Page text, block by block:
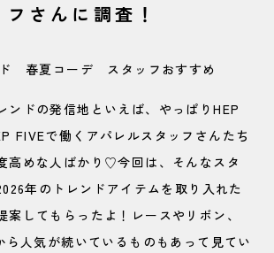
さんに調査！
ンドの発信地といえば、やっぱりHEP
FIVEで働くアパレルスタッフさんたち
高めな人ばかり♡今回は、そんなスタ
年のトレンドアイテムを取り入れた
案してもらったよ！レースやリボン、
ら人気が続いているものもあって見てい